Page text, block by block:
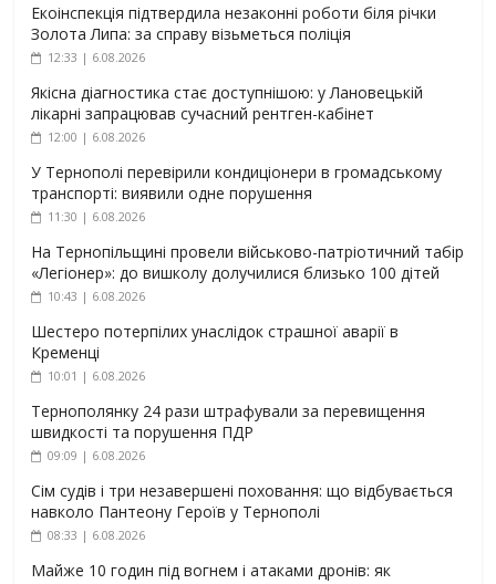
Екоінспекція підтвердила незаконні роботи біля річки
Золота Липа: за справу візьметься поліція
12:33 | 6.08.2026
Якісна діагностика стає доступнішою: у Лановецькій
лікарні запрацював сучасний рентген-кабінет
12:00 | 6.08.2026
У Тернополі перевірили кондиціонери в громадському
транспорті: виявили одне порушення
11:30 | 6.08.2026
На Тернопільщині провели військово-патріотичний табір
«Легіонер»: до вишколу долучилися близько 100 дітей
10:43 | 6.08.2026
Шестеро потерпілих унаслідок страшної аварії в
Кременці
10:01 | 6.08.2026
Тернополянку 24 рази штрафували за перевищення
швидкості та порушення ПДР
09:09 | 6.08.2026
Сім судів і три незавершені поховання: що відбувається
навколо Пантеону Героїв у Тернополі
08:33 | 6.08.2026
Майже 10 годин під вогнем і атаками дронів: як